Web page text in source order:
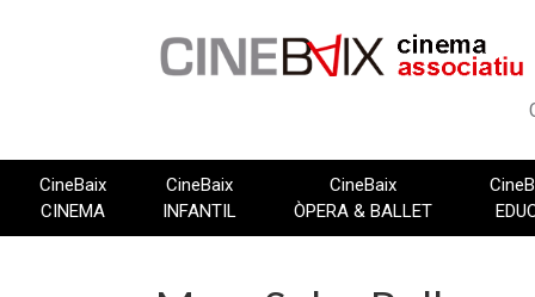
CineBaix
CINEMA
CineBaix
INFANTIL
CineBaix
ÒPERA & BALLET